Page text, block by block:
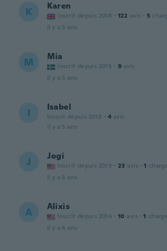
K Karen
Inscrit depuis 2018 · 122 avis · 5
il y a 5 ans
M Mia
Inscrit depuis 2015 · 9 avis
il y a 5 ans
I Isabel
Inscrit depuis 2019 · 4 avis
il y a 5 ans
J Jogi
Inscrit depuis 2019 · 23 avis · 1
il y a 6 ans
A Alixis
Inscrit depuis 2014 · 10 avis · 1
il y a 6 ans